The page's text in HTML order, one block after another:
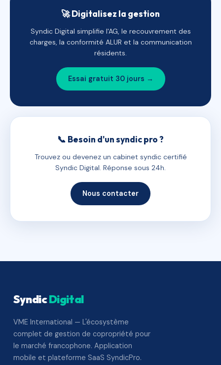
🚀 Digitalisez la gestion
Syndic Digital simplifie l'AG, le recouvrement des
charges, la conformité ALUR et la communication
résidents.
Essai gratuit 30 jours →
📞 Besoin d'un syndic pro ?
Trouvez ou devenez un cabinet syndic certifié
Syndic Digital. Réponse sous 24h.
Nous contacter
SyndicDigital
VME International — L'écosystème
complet de gestion de copropriété pour
le marché francophone. Application
mobile et plateforme SaaS SyndicPro.